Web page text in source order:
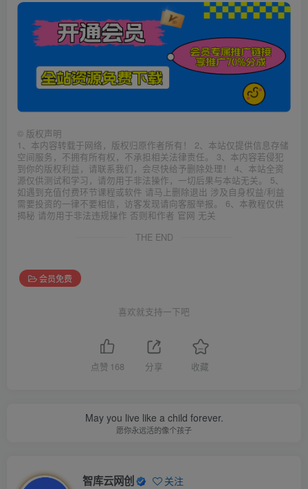
© 版权声明
1、本内容转载于网络，版权归原作者所有！ 2、本站仅提供信息存储
空间服务，不拥有所有权，不承担相关法律责任。 3、本内容若侵犯
到你的版权利益，请联系我们，会尽快给予删除处理！ 4、本站全资
源仅供测试和学习，请勿用于非法操作，一切后果与本站无关。 5、
如遇到充值付费环节课程或软件 请马上删除退出 涉及自身权益/利益
需要投资的一律不要相信，访客发现请向客服举报。 6、本教程仅供
揭秘 请勿用于非法违规操作 否则和作者 官网 无关
THE END
会员免费
喜欢就支持一下吧
点赞 168 分享 收藏
May you live like a child forever.
愿你永远活的像个孩子
智库云网创 关注